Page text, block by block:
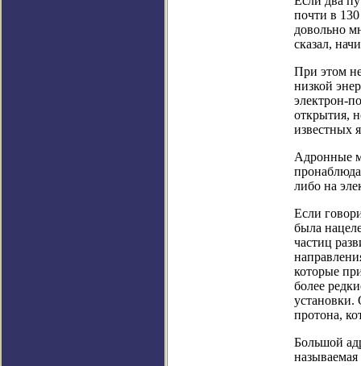
почти в
довольно
сказал,
При этом
низкой
электрон-
открытия,
известных
Адронные
либо на
Если
была
частиц
которые
более
установки.
протона,
Большой